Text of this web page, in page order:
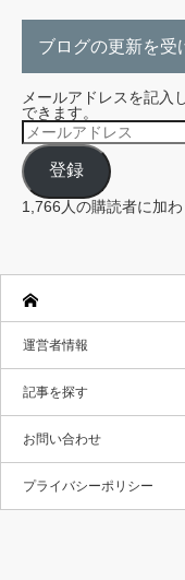
ブログの更新を受
メールアドレスを記入
できます。
メ
ー
ル
ア
ド
レ
ス
登録
1,766人の購読者に加わ
運営者情報
記事を探す
お問い合わせ
プライバシーポリシー